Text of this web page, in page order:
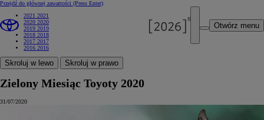
Przejdź do głównej zawartości (Press Enter)
Otwórz menu
2021 2021
2020 2020
2019 2019
2018 2018
2017 2017
2016 2016
Skroluj w lewo Skroluj w prawo
Zielony Miesiąc Toyoty 2020
31/07/2020